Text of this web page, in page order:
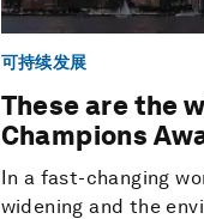
可持续发展
These are the
Champions
In a fast-changing
widening and the